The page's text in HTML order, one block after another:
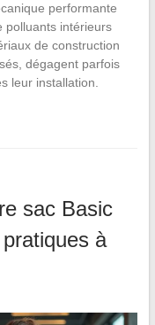
performante
polluants intérieurs
de construction
dégagent parfois
leur installation.
sac Basic
à